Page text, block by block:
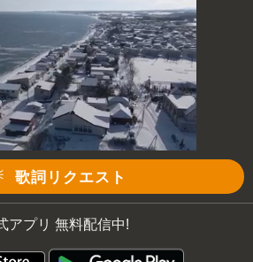
Mute
3 キャンセル
歌詞リクエスト
アプリ 無料配信中!